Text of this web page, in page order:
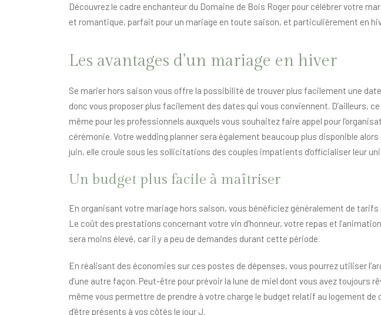
Découvrez le cadre enchanteur du Domaine de Bois Roger pour célébrer votre
et romantique, parfait pour un mariage en toute saison, et particulièrement en
Les avantages d’un mariage en hiver
Se marier hors saison vous offre la possibilité de trouver plus facilement une
donc vous proposer plus facilement des dates qui vous conviennent. D’ailleurs,
même pour les professionnels auxquels vous souhaitez faire appel pour
cérémonie. Votre wedding planner sera également beaucoup plus disponible alors
juin, elle croule sous les sollicitations des couples impatients d’officialiser leur
Un budget plus facile à maîtriser
En organisant votre mariage hors saison, vous bénéficiez généralement de tarifs
Le coût des prestations concernant votre vin d’honneur, votre repas et
sera moins élevé, car il y a peu de demandes durant cette période.
En réalisant des économies sur ces postes de dépenses, vous pourrez utiliser
d’une autre façon. Peut-être pour prévoir la lune de miel dont vous avez toujours
même vous permettre de prendre à votre charge le budget relatif au logement
d’être présents à vos côtés le jour J.